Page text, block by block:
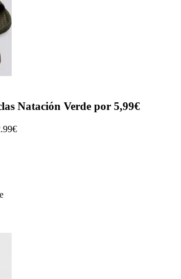
Natación Verde por 5,99€